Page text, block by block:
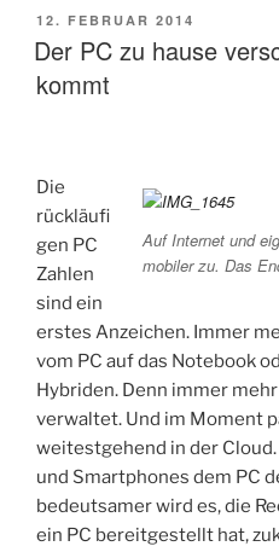
VERÖFFENTLICHT
AM
12. FEBRUAR 2014
Der PC zu hause
kommt
Auf Internet und
mobiler zu. Das
Die
rückläufi
gen PC
Zahlen
sind ein
erstes Anzeichen. Immer
vom PC auf das Notebook
Hybriden. Denn immer
verwaltet. Und im Moment
weitestgehend in der
und Smartphones dem PC
bedeutsamer wird es, die
ein PC bereitgestellt hat,